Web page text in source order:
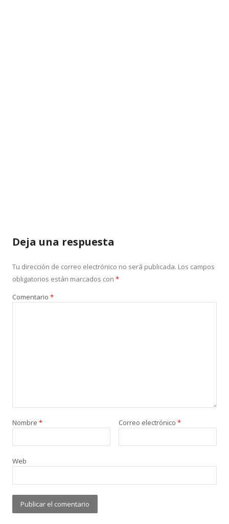
Deja una respuesta
Tu dirección de correo electrónico no será publicada. Los campos
obligatorios están marcados con *
Comentario *
Nombre * Correo electrónico *
Web